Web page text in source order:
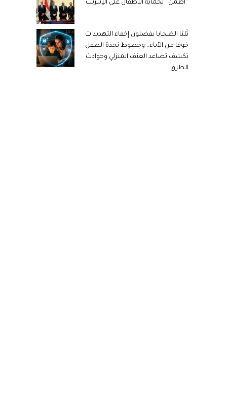
“اطمن” لحماية الأطفال على الإنترنت
ثُلثا الضحايا يفضلون إخفاء التهديدات
خوفا من الآباء.. وخطوط نجدة الطفل
تكشف تصاعد العنف المنزلي وحوادث
الطرق